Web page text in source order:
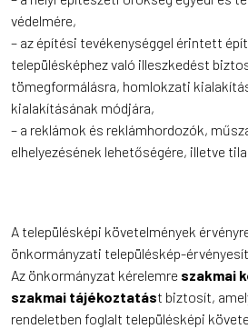
védelmére,
– az építési tevékenységgel érintett
településképhez való illeszkedést
tömegformálásra, homlokzati
kialakításának módjára,
– a reklámok és reklámhordozók,
elhelyezésének lehetőségére, illetve
A településképi követelmények
önkormányzati településkép-
Az önkormányzat kérelemre szakmai
szakmai tájékoztatást biztosít,
rendeletben foglalt településképi